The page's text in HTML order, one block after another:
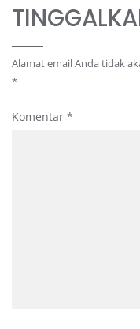
Alamat email Anda tidak
*
Komentar *